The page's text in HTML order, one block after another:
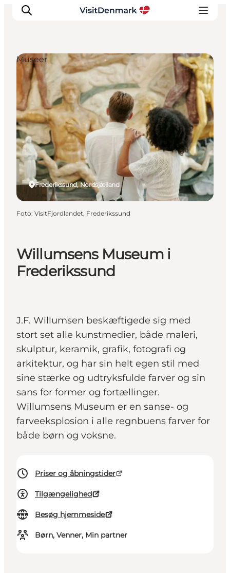
Inspiration
Destinationer
Oplevelser
Overnatning
Planlæg ferien
Willumsens Museum i
Frederikssund
J.F. Willumsen beskæftigede sig med
stort set alle kunstmedier, både maleri,
skulptur, keramik, grafik, fotografi og
arkitektur, og har sin helt egen stil med
sine stærke og udtryksfulde farver og sin
sans for former og fortællinger.
Willumsens Museum er en sanse- og
farveeksplosion i alle regnbuens farver for
både børn og voksne.
Priser og åbningstider
Tilgængelighed
Besøg hjemmeside
Børn, Venner, Min partner
Frederikssund, Nordsjælland
Museer
Foto: VisitFjordlandet, Frederikssund